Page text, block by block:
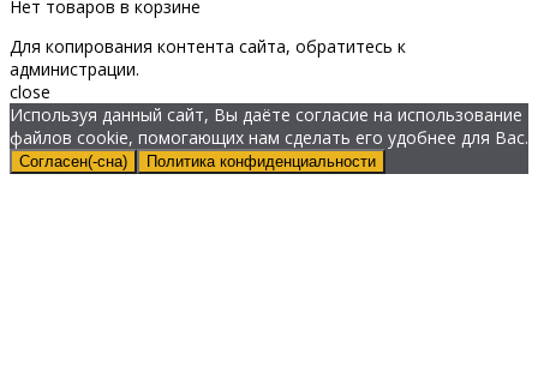
Нет товаров в корзине
Для копирования контента сайта, обратитесь к
администрации.
close
Используя данный сайт, Вы даёте согласие на использование
файлов cookie, помогающих нам сделать его удобнее для Вас.
Согласен(-сна) Политика конфиденциальности